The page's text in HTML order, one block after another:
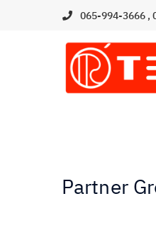
065-994-3666 ,
Partner